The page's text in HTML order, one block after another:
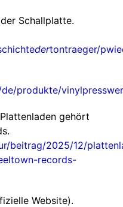
Schallplatte.
dertontraeger/
produkte/
gehört
beitrag/2025/12/
records-
Website).